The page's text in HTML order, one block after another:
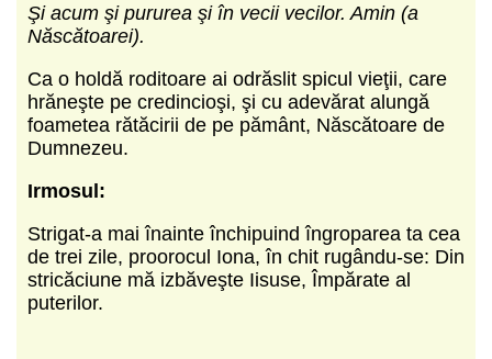
Şi acum şi pururea şi în vecii vecilor. Amin (a
Născătoarei).
Ca o holdă roditoare ai odrăslit spicul vieţii, care
hrăneşte pe credincioşi, şi cu adevărat alungă
foametea rătăcirii de pe pământ, Născătoare de
Dumnezeu.
Irmosul:
Strigat-a mai înainte închipuind îngroparea ta cea
de trei zile, proorocul Iona, în chit rugându-se: Din
stricăciune mă izbăveşte Iisuse, Împărate al
puterilor.